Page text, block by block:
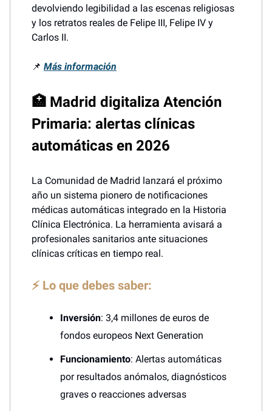
devolviendo legibilidad a las escenas religiosas
y los retratos reales de Felipe III, Felipe IV y
Carlos II.
📌 Más información
🏥 Madrid digitaliza Atención
Primaria: alertas clínicas
automáticas en 2026
La Comunidad de Madrid lanzará el próximo
año un sistema pionero de notificaciones
médicas automáticas integrado en la Historia
Clínica Electrónica. La herramienta avisará a
profesionales sanitarios ante situaciones
clínicas críticas en tiempo real.
⚡ Lo que debes saber:
Inversión: 3,4 millones de euros de
fondos europeos Next Generation
Funcionamiento: Alertas automáticas
por resultados anómalos, diagnósticos
graves o reacciones adversas